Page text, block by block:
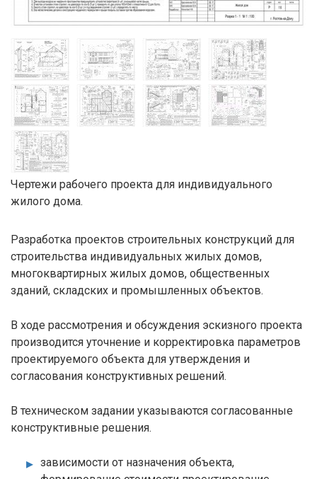
Чертежи рабочего проекта для индивидуального
жилого дома.
Разработка проектов строительных конструкций для
строительства индивидуальных жилых домов,
многоквартирных жилых домов, общественных
зданий, складских и промышленных объектов.
В ходе рассмотрения и обсуждения эскизного проекта
производится уточнение и корректировка параметров
проектируемого объекта для утверждения и
согласования конструктивных решений.
В техническом задании указываются согласованные
конструктивные решения.
зависимости от назначения объекта,